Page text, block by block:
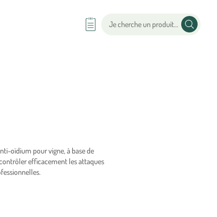
oïdium pour vigne, à base de
efficacement les attaques